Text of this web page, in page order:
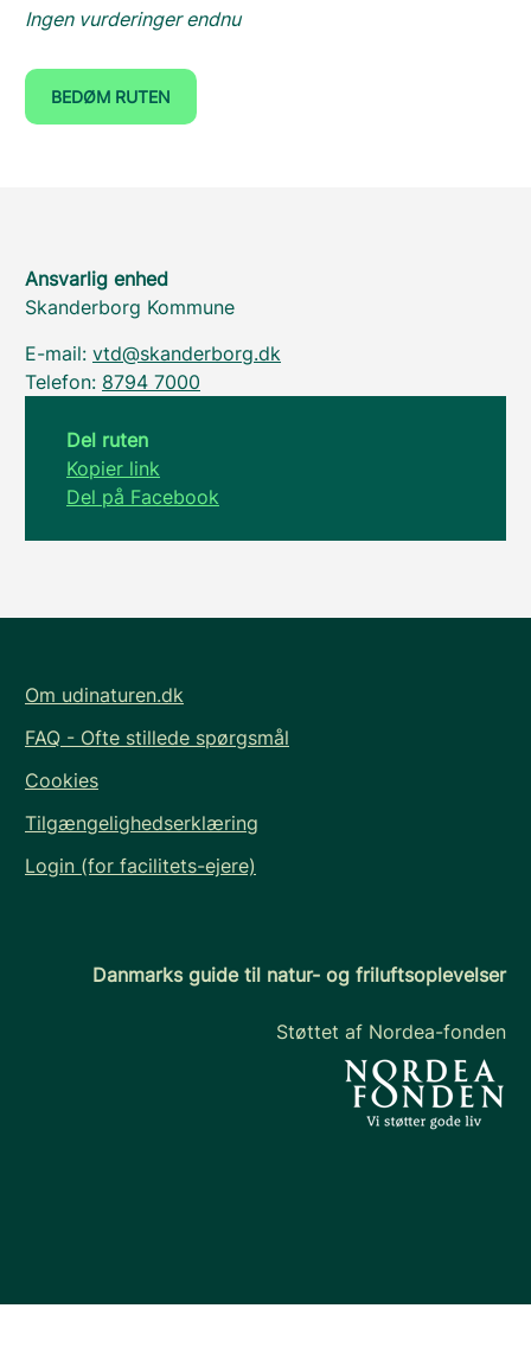
Ingen vurderinger endnu
BEDØM RUTEN
Ansvarlig enhed
Skanderborg Kommune
E-mail: vtd@skanderborg.dk
Telefon: 8794 7000
Del ruten
Kopier link
Del på Facebook
Om udinaturen.dk
FAQ - Ofte stillede spørgsmål
Cookies
Tilgængelighedserklæring
Login (for facilitets-ejere)
Danmarks guide til natur- og friluftsoplevelser
Støttet af Nordea-fonden